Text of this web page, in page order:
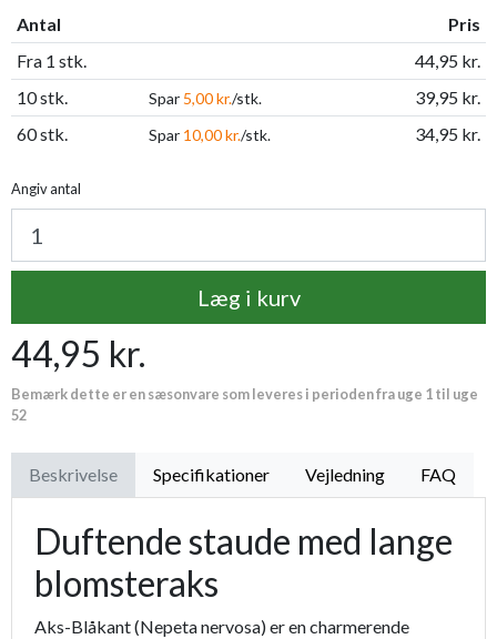
Antal
Pris
Fra 1 stk.
44,95 kr.
10 stk.
Spar 5,00 kr./stk.
39,95 kr.
60 stk.
Spar 10,00 kr./stk. 34,95 kr.
Angiv antal
Læg i kurv
44,95 kr.
Bemærk dette er en sæsonvare som leveres i perioden fra uge 1 til uge
52
Beskrivelse Specifikationer Vejledning FAQ
Duftende staude med lange
blomsteraks
Aks-Blåkant (Nepeta nervosa) er en charmerende